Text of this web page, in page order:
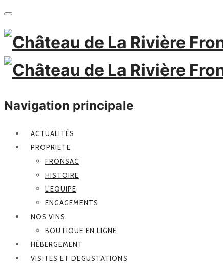
Navigation principale
ACTUALITÉS
PROPRIETE
FRONSAC
HISTOIRE
L’EQUIPE
ENGAGEMENTS
NOS VINS
BOUTIQUE EN LIGNE
HÉBERGEMENT
VISITES ET DEGUSTATIONS